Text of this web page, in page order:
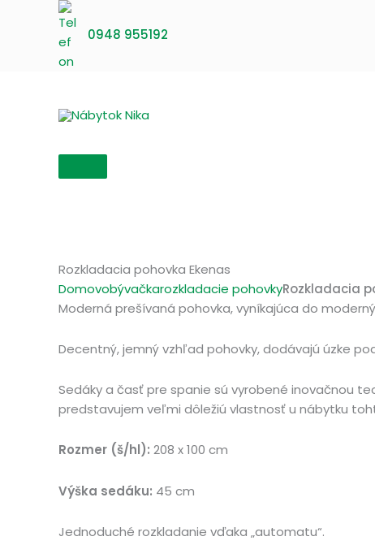
0948 955192
Rozkladacia pohovka Ekenas
Domovobývačkarozkladacie pohovkyRozkladacia
Moderná prešívaná pohovka, vyníkajúca do
Decentný, jemný vzhľad pohovky, dodávajú úzke
Sedáky a časť pre spanie sú vyrobené inovačnou
predstavujem veľmi dôležiú vlastnosť u nábytku
Rozmer (š/hl): 208 x 100 cm
Výška sedáku: 45 cm
Jednoduché rozkladanie vďaka „automatu“.